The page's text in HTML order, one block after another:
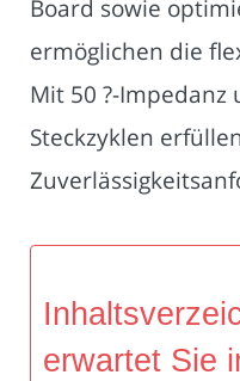
Board sowie
ermöglichen die
Mit 50 ?-
Steckzyklen
erwartet Sie